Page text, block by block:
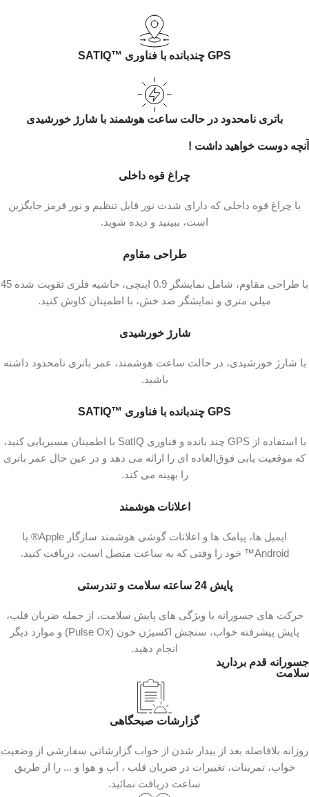
GPS چندبانده با فناوری SATIQ™‎
باتری نامحدود در حالت ساعت هوشمند با شارژ خورشیدی
آنچه دوست خواهید داشت !
چراغ قوه داخلی
با چراغ قوه داخلی که دارای شدت نور قابل تنظیم و نور قرمز جایگزین
است، ببینید و دیده شوید.
طراحی مقاوم
با طراحی مقاوم، شامل نمایشگر 0.9 اینچی، حاشیه فلزی تقویت‌ شده 45
میلی‌ متری و نمایشگر ضد خش، با اطمینان کاوش کنید.
شارژ خورشیدی
با شارژ خورشیدی، در حالت ساعت هوشمند، عمر باتری نامحدود داشته
باشید.
GPS چندبانده با فناوری SATIQ™‎
با استفاده از GPS چند بانده و فناوری SatIQ با اطمینان مسیریابی کنید،
که موقعیت‌ یابی فوق‌العاده‌ ای را ارائه می‌ دهد و در عین حال عمر باتری
را بهینه می‌ کند.
اعلانات هوشمند
ایمیل‌ ها، پیامک‌ ها و اعلانات گوشی هوشمند سازگار Apple® یا
Android™ خود را وقتی که به ساعت متصل است، دریافت کنید.
پایش 24 ساعته سلامت و تندرستی
حرکت‌ های جسورانه با ویژگی‌ های پایش سلامت، از جمله ضربان قلب،
پایش پیشرفته خواب، سنجش اکسیژن خون (Pulse Ox) و موارد دیگر
انجام دهید.
جسورانه قدم بردارید
سلامت
گزارشات صبحگاهی
روزانه بلافاصله بعد از بیدار شدن از خواب گزارشاتی سفارشی از وضعیت
خواب، تمرینات، تغییرات در ضربان قلب ، آب و هوا و ... را از طریق
ساعت دریافت نمائید.